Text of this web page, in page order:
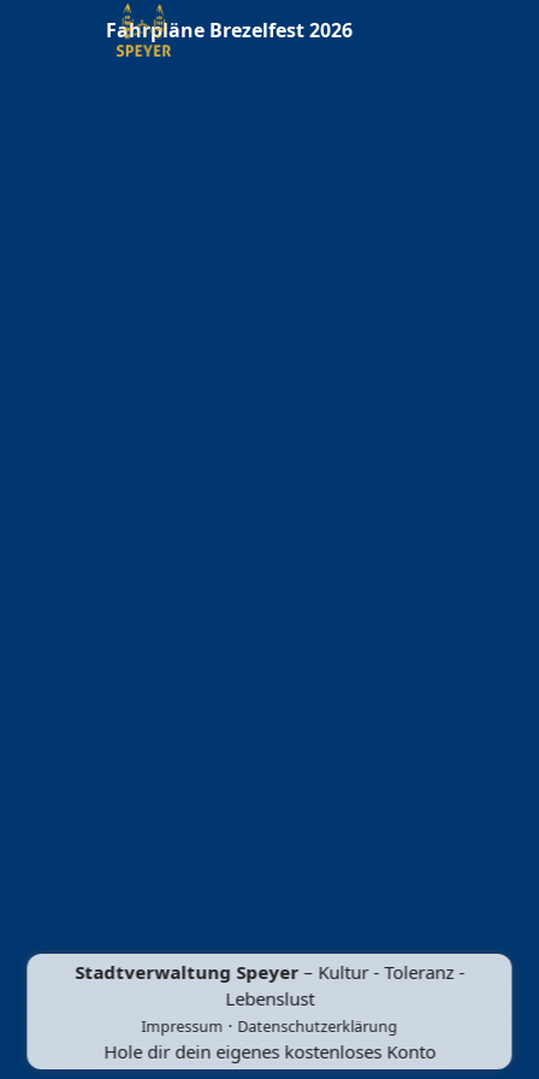
Fahrpläne Brezelfest 2026
Stadtverwaltung Speyer– Kultur - Toleranz -
Lebenslust
Impressum · Datenschutzerklärung
Hole dir dein eigenes kostenloses Konto